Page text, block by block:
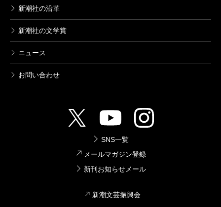
新潮社の沿革
新潮社の文学賞
ニュース
お問い合わせ
SNS一覧
メールマガジン登録
新刊お知らせメール
新潮文芸振興会